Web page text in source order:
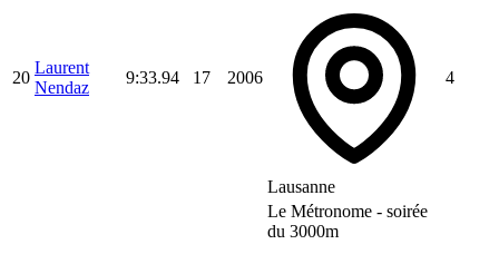
20
Laurent
Nendaz
9:33.94 17 2006
Lausanne
4
Le Métronome - soirée
du 3000m